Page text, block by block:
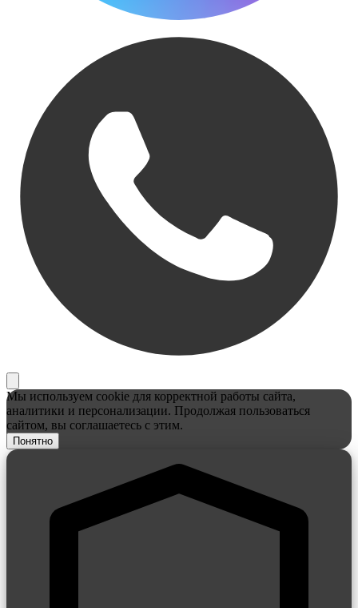
Мы используем cookie для корректной работы сайта,
аналитики и персонализации. Продолжая пользоваться
сайтом, вы соглашаетесь с этим.
Понятно